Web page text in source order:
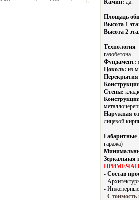
Камин: да.
Площадь
Высота 1
Высота 2
газобетона.
Фундамент:
Цоколь: из
Перекрытия
Стены:
Наружная
лицевой
гаража)
Зеркальная
- Состав
-
-
- Стоимость